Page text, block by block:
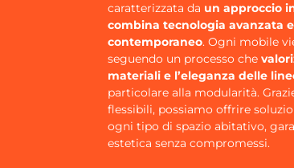
caratterizzata da un approccio
combina tecnologia avanzata
contemporaneo. Ogni mobile
seguendo un processo che
materiali e l’eleganza delle
particolare alla modularità.
flessibili, possiamo offrire
ogni tipo di spazio abitativo,
estetica senza compromessi.